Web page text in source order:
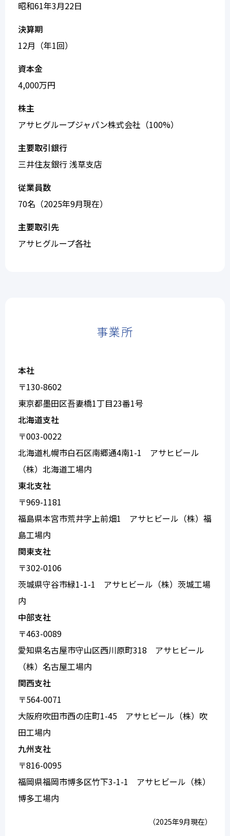
昭和61年3月22日
決算期
12月（年1回）
資本金
4,000万円
株主
アサヒグループジャパン株式会社（100%）
主要取引銀行
三井住友銀行 浅草支店
従業員数
70名（2025年9月現在）
主要取引先
アサヒグループ各社
事業所
本社
〒130-8602
東京都墨田区吾妻橋1丁目23番1号
北海道支社
〒003-0022
北海道札幌市白石区南郷通4南1-1 アサヒビール
（株）北海道工場内
東北支社
〒969-1181
福島県本宮市荒井字上前畑1 アサヒビール（株）福
島工場内
関東支社
〒302-0106
茨城県守谷市緑1-1-1 アサヒビール（株）茨城工場
内
中部支社
〒463-0089
愛知県名古屋市守山区西川原町318 アサヒビール
（株）名古屋工場内
関西支社
〒564-0071
大阪府吹田市西の庄町1-45 アサヒビール（株）吹
田工場内
九州支社
〒816-0095
福岡県福岡市博多区竹下3-1-1 アサヒビール（株）
博多工場内
（2025年9月現在）